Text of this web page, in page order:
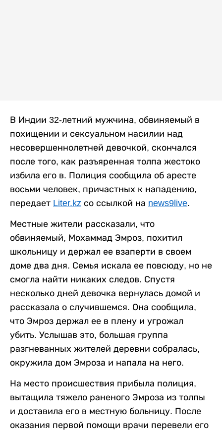
В Индии 32-летний мужчина, обвиняемый в
похищении и сексуальном насилии над
несовершеннолетней девочкой, скончался
после того, как разъяренная толпа жестоко
избила его в. Полиция сообщила об аресте
восьми человек, причастных к нападению,
передает Liter.kz со ссылкой на news9live.
Местные жители рассказали, что
обвиняемый, Мохаммад Эмроз, похитил
школьницу и держал ее взаперти в своем
доме два дня. Семья искала ее повсюду, но не
смогла найти никаких следов. Спустя
несколько дней девочка вернулась домой и
рассказала о случившемся. Она сообщила,
что Эмроз держал ее в плену и угрожал
убить. Услышав это, большая группа
разгневанных жителей деревни собралась,
окружила дом Эмроза и напала на него.
На место происшествия прибыла полиция,
вытащила тяжело раненого Эмроза из толпы
и доставила его в местную больницу. После
оказания первой помощи врачи перевели его